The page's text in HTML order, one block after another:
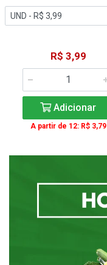
R$ 3,99
Adicionar
A partir de 12: R$ 3,79